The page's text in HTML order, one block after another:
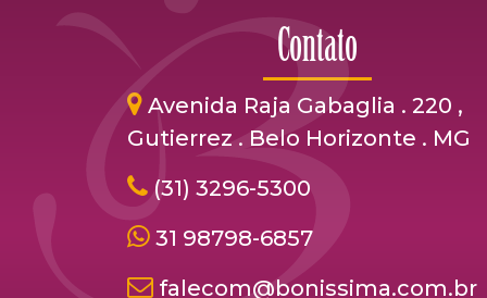
Contato
Avenida Raja Gabaglia . 220 ,
Gutierrez . Belo Horizonte . MG
(31) 3296-5300
31 98798-6857
falecom@bonissima.com.br